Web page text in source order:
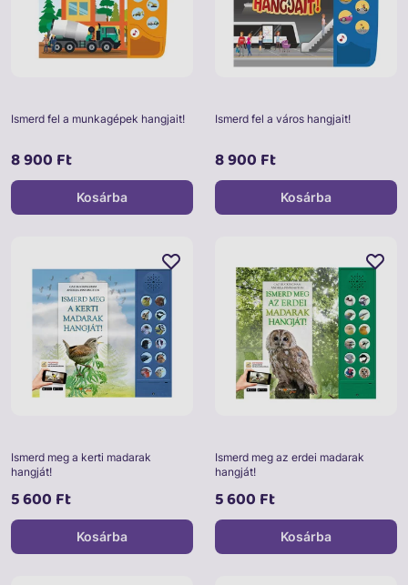
Ismerd fel a munkagépek hangjait!
8 900 Ft
Kosárba
Ismerd fel a város hangjait!
8 900 Ft
Kosárba
Ismerd meg a kerti madarak
hangját!
5 600 Ft
Kosárba
Ismerd meg az erdei madarak
hangját!
5 600 Ft
Kosárba